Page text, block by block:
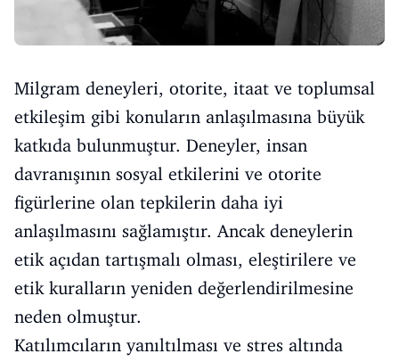
Milgram deneyleri, otorite, itaat ve toplumsal
etkileşim gibi konuların anlaşılmasına büyük
katkıda bulunmuştur. Deneyler, insan
davranışının sosyal etkilerini ve otorite
figürlerine olan tepkilerin daha iyi
anlaşılmasını sağlamıştır. Ancak deneylerin
etik açıdan tartışmalı olması, eleştirilere ve
etik kuralların yeniden değerlendirilmesine
neden olmuştur.
Katılımcıların yanıltılması ve stres altında